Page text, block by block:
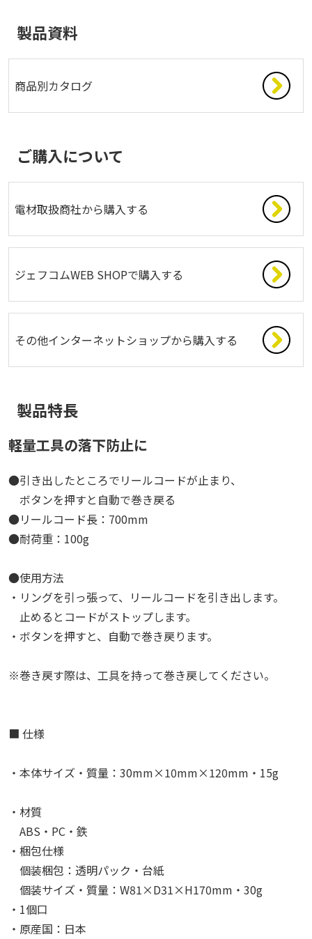
製品資料
商品別カタログ
ご購入について
電材取扱商社から購入する
ジェフコムWEB SHOPで購入する
その他インターネットショップから購入する
製品特長
軽量工具の落下防止に
●引き出したところでリールコードが止まり、
ボタンを押すと自動で巻き戻る
●リールコード長：700mm
●耐荷重：100g
●使用方法
・リングを引っ張って、リールコードを引き出します。
止めるとコードがストップします。
・ボタンを押すと、自動で巻き戻ります。
※巻き戻す際は、工具を持って巻き戻してください。
■ 仕様
・本体サイズ・質量：30mm×10mm×120mm・15g
・材質
ABS・PC・鉄
・梱包仕様
個装梱包：透明パック・台紙
個装サイズ・質量：W81×D31×H170mm・30g
・1個口
・原産国：日本